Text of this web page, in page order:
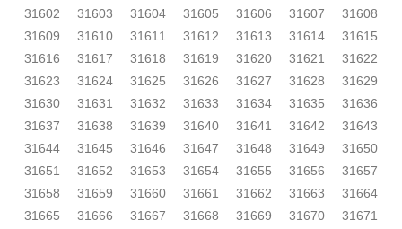
31602
31603 31604 31605 31606 31607
31608
31609
31610 31611 31612 31613 31614
31615
31616
31617 31618 31619 31620 31621
31622
31623
31624 31625 31626 31627 31628
31629
31630
31631 31632 31633 31634 31635
31636
31637
31638 31639 31640 31641 31642
31643
31644
31645 31646 31647 31648 31649
31650
31651
31652 31653 31654 31655 31656
31657
31658
31659 31660 31661 31662 31663
31664
31665
31666 31667 31668 31669 31670
31671